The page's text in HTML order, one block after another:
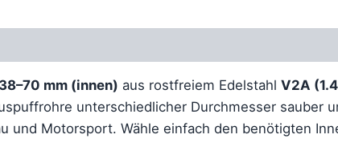
mm (innen) aus rostfreiem Edelstahl V2A
unterschiedlicher Durchmesser sauber
und Motorsport. Wähle einfach den benötigten